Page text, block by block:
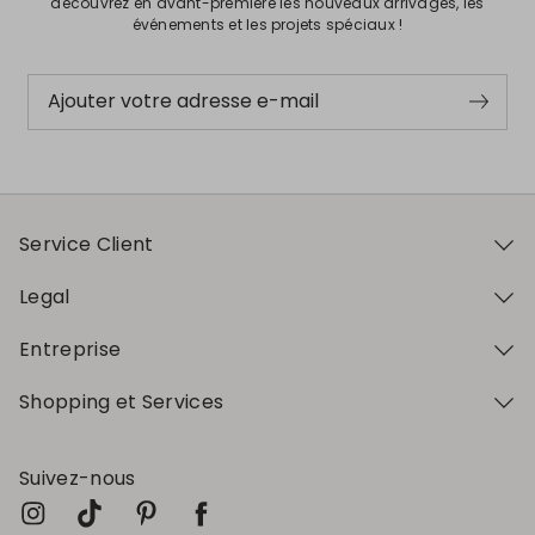
événements et les projets spéciaux !
Ajouter votre adresse e-mail
Service Client
Legal
Entreprise
Shopping et Services
Suivez-nous